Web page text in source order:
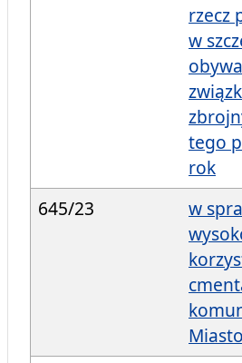
rzecz
w
tego
rok
645/23
w